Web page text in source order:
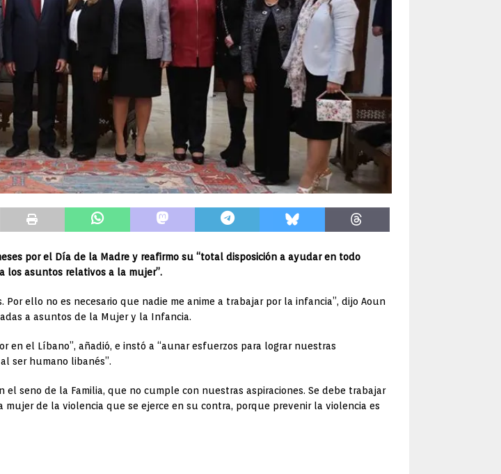
por el Día de la Madre y reafirmo su “total disposición a ayudar en todo
los asuntos relativos a la mujer”.
ello no es necesario que nadie me anime a trabajar por la infancia”, dijo Aoun
a asuntos de la Mujer y la Infancia.
en el Líbano”, añadió, e instó a “aunar esfuerzos para lograr nuestras
ser humano libanés”.
seno de la Familia, que no cumple con nuestras aspiraciones. Se debe trabajar
de la violencia que se ejerce en su contra, porque prevenir la violencia es